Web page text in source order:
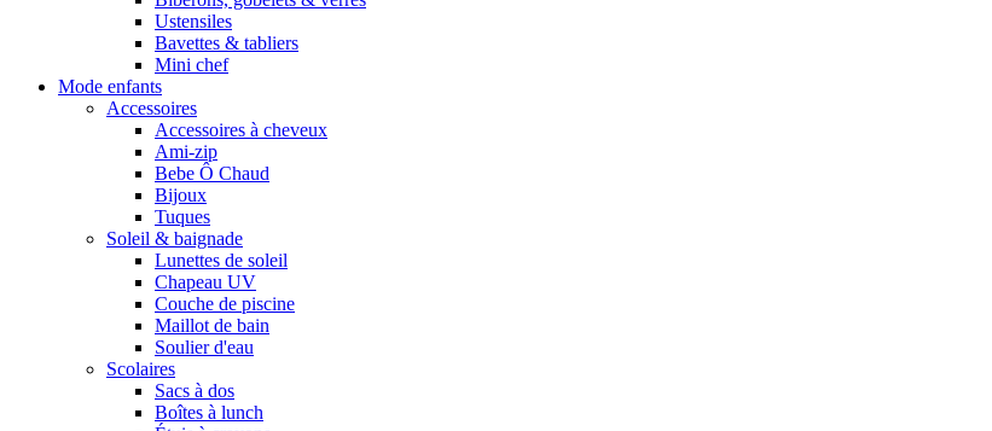
Ustensiles
Bavettes & tabliers
Mini chef
Mode enfants
Accessoires
Accessoires à cheveux
Ami-zip
Bebe Ô Chaud
Bijoux
Tuques
Soleil & baignade
Lunettes de soleil
Chapeau UV
Couche de piscine
Maillot de bain
Soulier d'eau
Scolaires
Sacs à dos
Boîtes à lunch